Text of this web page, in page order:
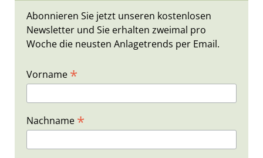
Abonnieren Sie jetzt unseren kostenlosen
Newsletter und Sie erhalten zweimal pro
Woche die neusten Anlagetrends per Email.
Vorname *
Nachname *